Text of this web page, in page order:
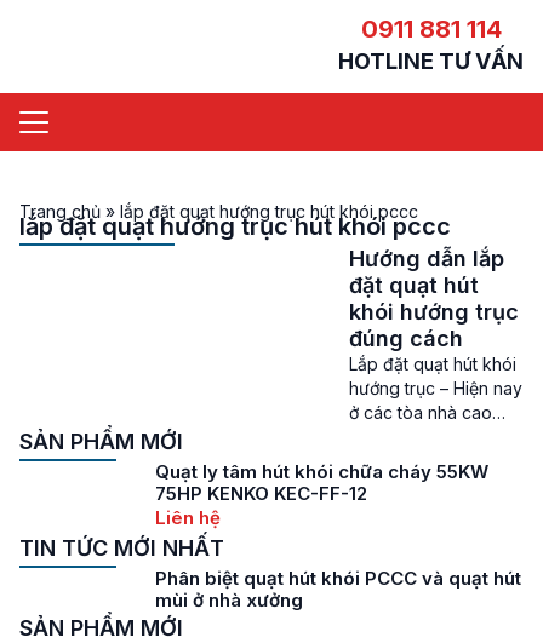
0911 881 114
HOTLINE TƯ VẤN
Trang chủ » lắp đặt quạt hướng trục hút khói pccc
lắp đặt quạt hướng trục hút khói pccc
Hướng dẫn lắp
đặt quạt hút
khói hướng trục
đúng cách
Lắp đặt quạt hút khói
hướng trục – Hiện nay
ở các tòa nhà cao
thương mại, khu công
nghiệp, các nhà máy
chính vì thế việc trang
SẢN PHẨM MỚI
Quạt ly tâm hút khói chữa cháy 55KW
75HP KENKO KEC-FF-12
Liên hệ
TIN TỨC MỚI NHẤT
Phân biệt quạt hút khói PCCC và quạt hút
mùi ở nhà xưởng
SẢN PHẨM MỚI